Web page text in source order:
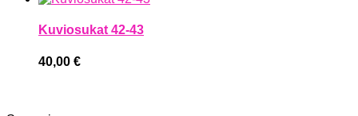
Kuviosukat 42-43
40,00 €